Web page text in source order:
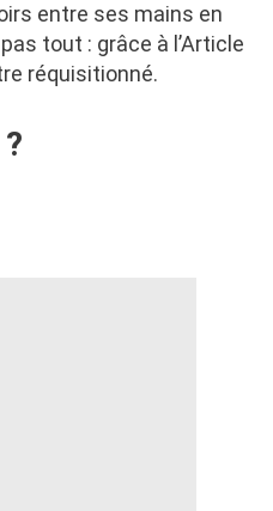
entre ses mains en
tout : grâce à l’Article
réquisitionné.